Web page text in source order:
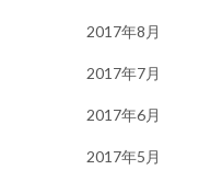
2017年8月
2017年7月
2017年6月
2017年5月